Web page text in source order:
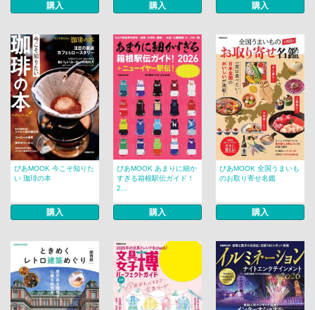
購入 購入 購入
ぴあMOOK 今こそ知りた
い 珈琲の本
購入
ぴあMOOK あまりに細か
すぎる箱根駅伝ガイド！
2...
購入
ぴあMOOK 全国うまいも
のお取り寄せ名鑑
購入